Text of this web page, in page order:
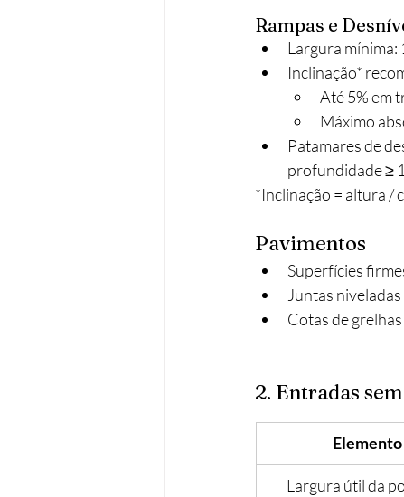
Rampas e
Largura mínima:
Inclinação*
Até 5% em
Máximo
Patamares de
profundidade ≥
*Inclinação = altura /
Pavimentos
Superfícies
Juntas niveladas
Cotas de
2. Entradas
Elemento
Largura útil da